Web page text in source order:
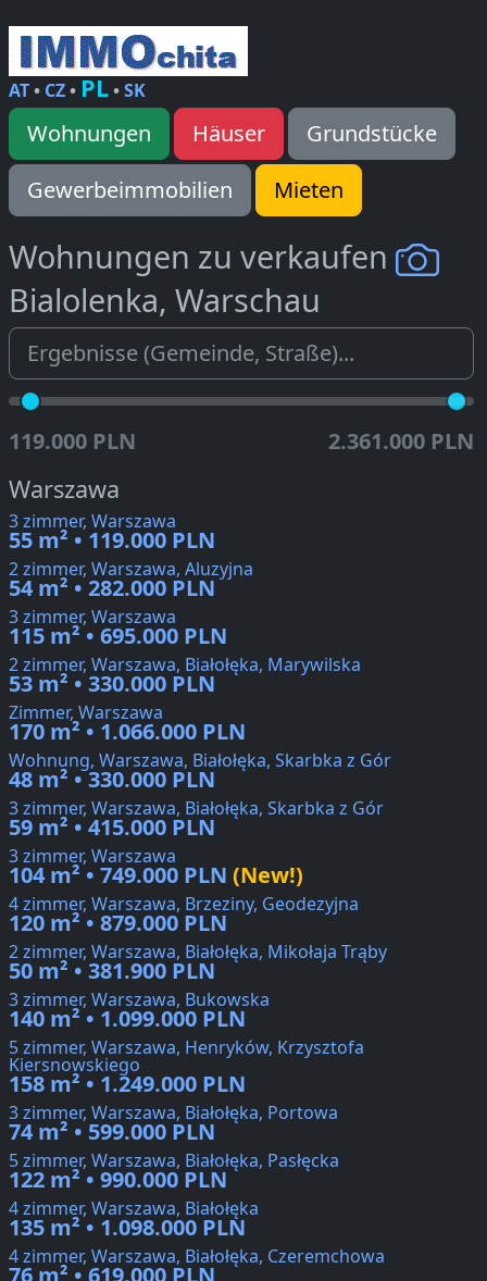
AT• CZ• PL•SK
Wohnungen Häuser
Grundstücke
Gewerbeimmobilien
Mieten
Wohnungen zu verkaufen
Bialolenka, Warschau
119.000 PLN 2.361.000 PLN
Warszawa
3 zimmer, Warszawa
55 m² • 119.000 PLN
2 zimmer, Warszawa, Aluzyjna
54 m² • 282.000 PLN
3 zimmer, Warszawa
115 m² • 695.000 PLN
2 zimmer, Warszawa, Białołęka, Marywilska
53 m² • 330.000 PLN
Zimmer, Warszawa
170 m² • 1.066.000 PLN
Wohnung, Warszawa, Białołęka, Skarbka z Gór
48 m² • 330.000 PLN
3 zimmer, Warszawa, Białołęka, Skarbka z Gór
59 m² • 415.000 PLN
3 zimmer, Warszawa
104 m² • 749.000 PLN (New!)
4 zimmer, Warszawa, Brzeziny, Geodezyjna
120 m² • 879.000 PLN
2 zimmer, Warszawa, Białołęka, Mikołaja Trąby
50 m² • 381.900 PLN
3 zimmer, Warszawa, Bukowska
140 m² • 1.099.000 PLN
5 zimmer, Warszawa, Henryków, Krzysztofa
Kiersnowskiego
158 m² • 1.249.000 PLN
3 zimmer, Warszawa, Białołęka, Portowa
74 m² • 599.000 PLN
5 zimmer, Warszawa, Białołęka, Pasłęcka
122 m² • 990.000 PLN
4 zimmer, Warszawa, Białołęka
135 m² • 1.098.000 PLN
4 zimmer, Warszawa, Białołęka, Czeremchowa